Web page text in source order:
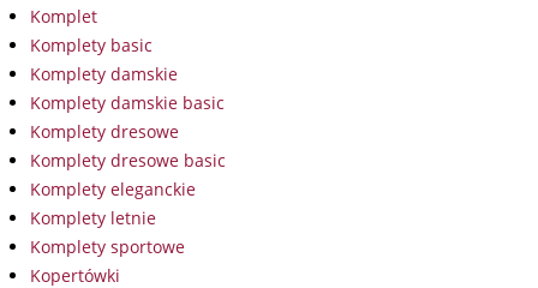
Komplet
Komplety basic
Komplety damskie
Komplety damskie basic
Komplety dresowe
Komplety dresowe basic
Komplety eleganckie
Komplety letnie
Komplety sportowe
Kopertówki